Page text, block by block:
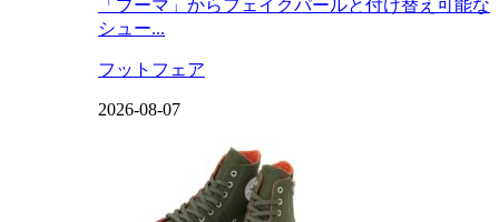
「プーマ」からフェイクパールと付け替え可能な
シュー...
フットフェア
2026-08-07